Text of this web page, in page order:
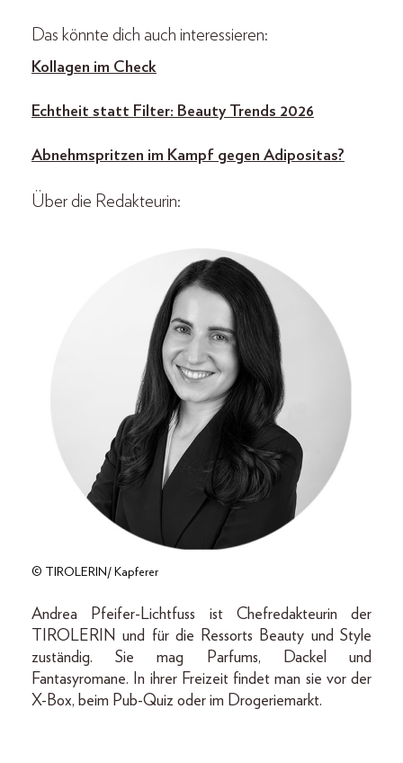
Das könnte dich auch interessieren:
Kollagen im Check
Echtheit statt Filter: Beauty Trends 2026
Abnehmspritzen im Kampf gegen Adipositas?
Über die Redakteurin:
© TIROLERIN/ Kapferer
Andrea Pfeifer-Lichtfuss ist Chefredakteurin der
TIROLERIN und für die Ressorts Beauty und Style
zuständig. Sie mag Parfums, Dackel und
Fantasyromane. In ihrer Freizeit findet man sie vor der
X-Box, beim Pub-Quiz oder im Drogeriemarkt.